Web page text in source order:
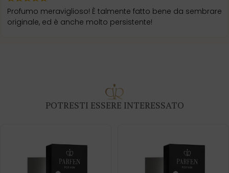
Profumo meraviglioso! È talmente fatto bene da sembrare
originale, ed è anche molto persistente!
POTRESTI ESSERE INTERESSATO